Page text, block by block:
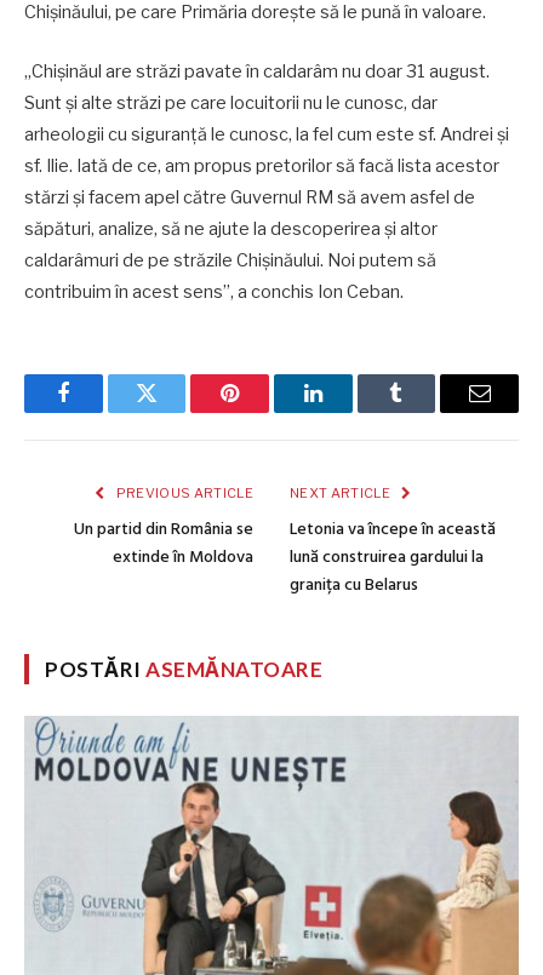
Chișinăului, pe care Primăria dorește să le pună în valoare.
„Chișinăul are străzi pavate în caldarâm nu doar 31 august.
Sunt și alte străzi pe care locuitorii nu le cunosc, dar
arheologii cu siguranță le cunosc, la fel cum este sf. Andrei și
sf. Ilie. Iată de ce, am propus pretorilor să facă lista acestor
stărzi și facem apel către Guvernul RM să avem asfel de
săpături, analize, să ne ajute la descoperirea și altor
caldarâmuri de pe străzile Chișinăului. Noi putem să
contribuim în acest sens”, a conchis Ion Ceban.
FacebookTwitter Pinterest LinkedInTumblr Email
PREVIOUS ARTICLE
Un partid din România se
extinde în Moldova
NEXT ARTICLE
Letonia va începe în această
lună construirea gardului la
granița cu Belarus
POSTĂRIASEMĂNATOARE